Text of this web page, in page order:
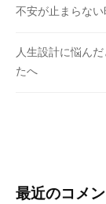
不安が止まらな
人生設計に悩ん
たへ
最近のコメ